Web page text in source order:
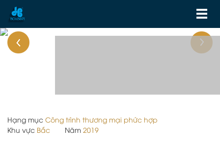
Hạng mục Công trình thương mại phức hợp
Khu vực Bắc Năm 2019